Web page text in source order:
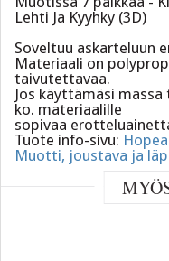
Lehti Ja Kyyhky (3D)
Soveltuu askarteluun
Materiaali on
taivutettavaa.
Jos käyttämäsi
ko. materiaalille
sopivaa
Tuote info-sivu:
Muotti, joustava ja